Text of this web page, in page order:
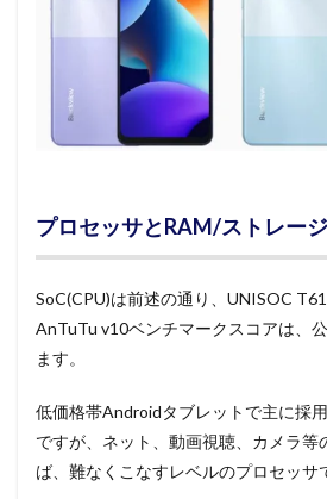
プロセッサとRAM/ストレージ
SoC(CPU)は前述の通り、UNISOC
AnTuTu v10ベンチマークスコアは、
ます。
低価格帯Androidタブレットで主に採
ですが、ネット、動画視聴、カメラ等
ば、難なくこなすレベルのプロセッサ